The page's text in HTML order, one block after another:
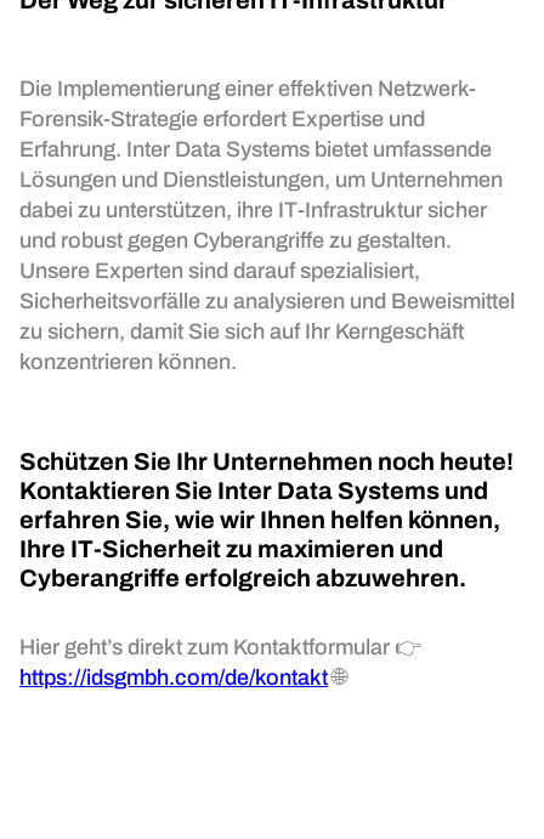
Die Implementierung einer effektiven Netzwerk-
Forensik-Strategie erfordert Expertise und
Erfahrung. Inter Data Systems bietet umfassende
Lösungen und Dienstleistungen, um Unternehmen
dabei zu unterstützen, ihre IT-Infrastruktur sicher
und robust gegen Cyberangriffe zu gestalten.
Unsere Experten sind darauf spezialisiert,
Sicherheitsvorfälle zu analysieren und Beweismittel
zu sichern, damit Sie sich auf Ihr Kerngeschäft
konzentrieren können.
Schützen Sie Ihr Unternehmen noch heute!
Kontaktieren Sie Inter Data Systems und
erfahren Sie, wie wir Ihnen helfen können,
Ihre IT-Sicherheit zu maximieren und
Cyberangriffe erfolgreich abzuwehren.
Hier geht’s direkt zum Kontaktformular 👉
https://idsgmbh.com/de/kontakt🌐